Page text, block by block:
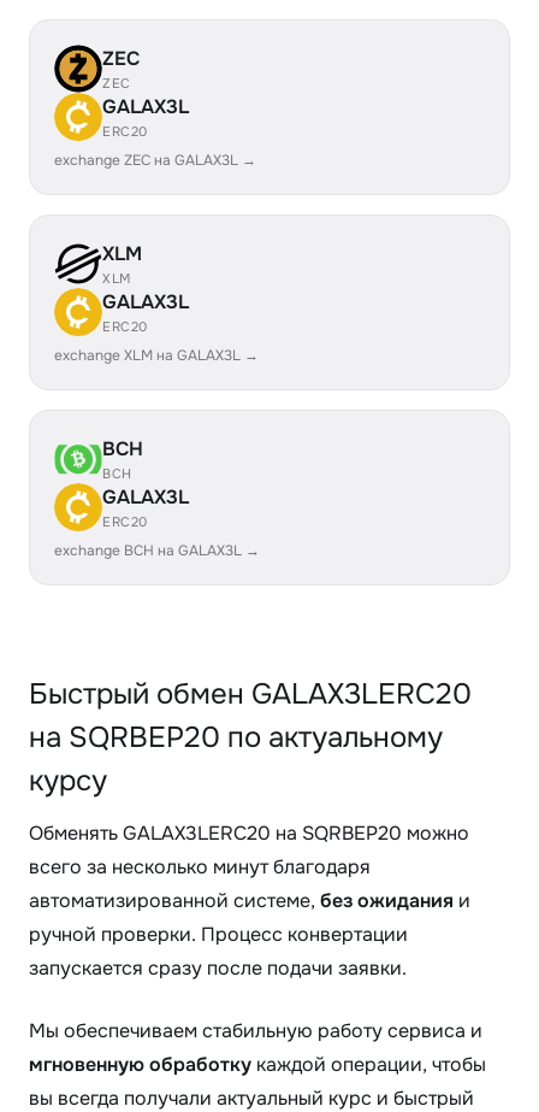
ZEC
ZEC
GALAX3L
ERC20
exchange ZEC на GALAX3L →
XLM
XLM
GALAX3L
ERC20
exchange XLM на GALAX3L →
BCH
BCH
GALAX3L
ERC20
exchange BCH на GALAX3L →
Быстрый обмен GALAX3LERC20
на SQRBEP20 по актуальному
курсу
Обменять GALAX3LERC20 на SQRBEP20 можно
всего за несколько минут благодаря
автоматизированной системе, без ожидания и
ручной проверки. Процесс конвертации
запускается сразу после подачи заявки.
Мы обеспечиваем стабильную работу сервиса и
мгновенную обработку каждой операции, чтобы
вы всегда получали актуальный курс и быстрый